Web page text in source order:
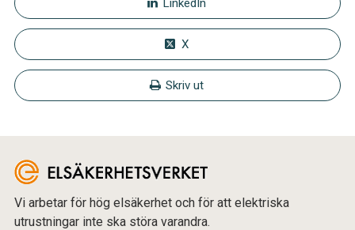
LinkedIn
X
Skriv ut
Vi arbetar för hög elsäkerhet och för att elektriska
utrustningar inte ska störa varandra.